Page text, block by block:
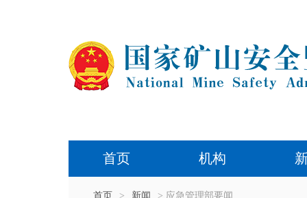
首页 机构
首页 > 新闻 > 应急管理部要闻